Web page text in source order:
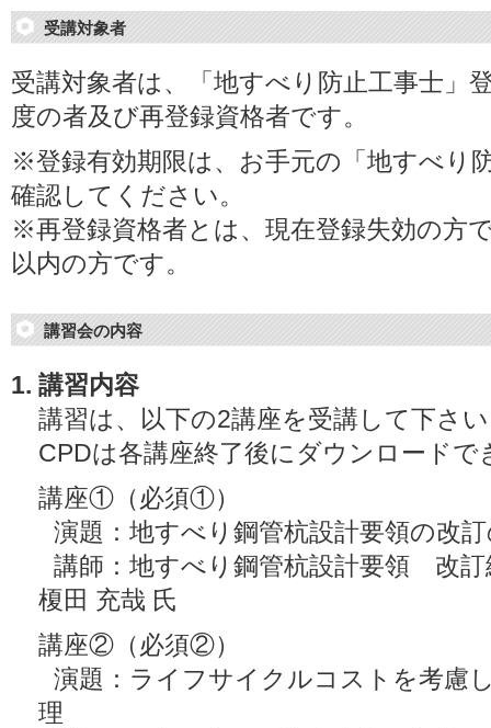
受講対象者
受講対象者は、「地すべり防止工事士」
度の者及び再登録資格者です。
※登録有効期限は、お手元の「地すべり
確認してください。
※再登録資格者とは、現在登録失効の方
以内の方です。
講習会の内容
講習内容
講習は、以下の2講座を受講して下さ
CPDは各講座終了後にダウンロードで
講座①（必須①）
演題：地すべり鋼管杭設計要領の改
講師：地すべり鋼管杭設計要領 改
榎田 充哉 氏
講座②（必須②）
演題：ライフサイクルコストを考慮
理